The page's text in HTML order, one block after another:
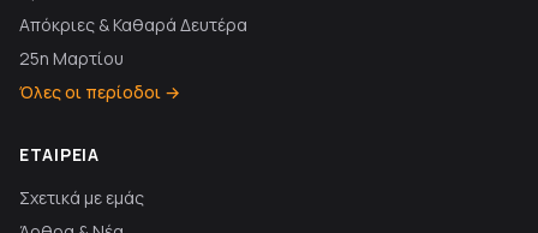
Απόκριες & Καθαρά Δευτέρα
25η Μαρτίου
Όλες οι περίοδοι →
ΕΤΑΙΡΕΊΑ
Σχετικά με εμάς